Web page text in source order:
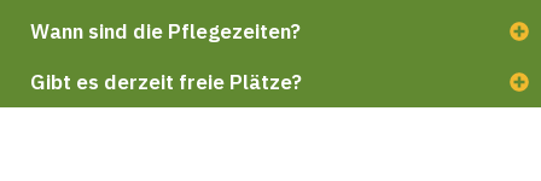
Wann sind die Pflegezeiten?
Gibt es derzeit freie Plätze?